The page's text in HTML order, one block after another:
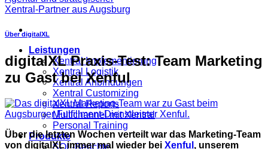
Leistungen
Xentral Implementierung
Xentral Logistik
Xentral Anbindungen
Xentral Customizing
Xentral Reports
Multichannel mit Xentral
Personal Training
Produkte
SQL-Berichte
Über digitalXL
digitalXL Praxis-Test: Team Marketing
zu Gast bei Xenful
Über die letzten Wochen verteilt war das Marketing-Team
von digitalXL immer mal wieder bei Xenful , unserem